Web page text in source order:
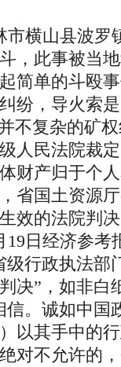
横山县波罗
，此事被当地
简单的斗殴
纷，导火索
不复杂的矿
人民法院裁
财产归于个
省国土资源
效的法院判
19日经济参考
行政执法部
决”，如非白
。诚如中国
以其手中的
对不允许的